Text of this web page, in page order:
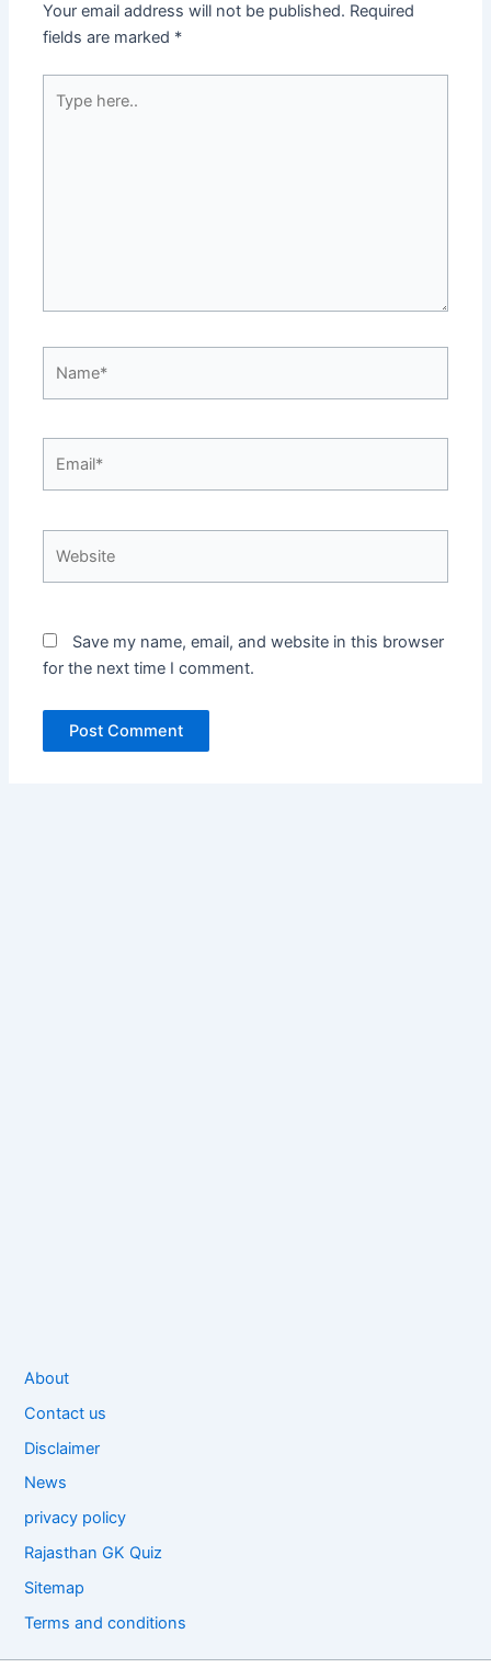
Your email address will not be published. Required
fields are marked *
here..
Save my name, email, and website in this browser
for the next time I comment.
About
Contact us
Disclaimer
News
privacy policy
Rajasthan GK Quiz
Sitemap
Terms and conditions